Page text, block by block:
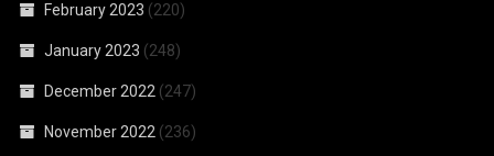
February 2023 (220)
January 2023 (248)
December 2022 (247)
November 2022 (236)